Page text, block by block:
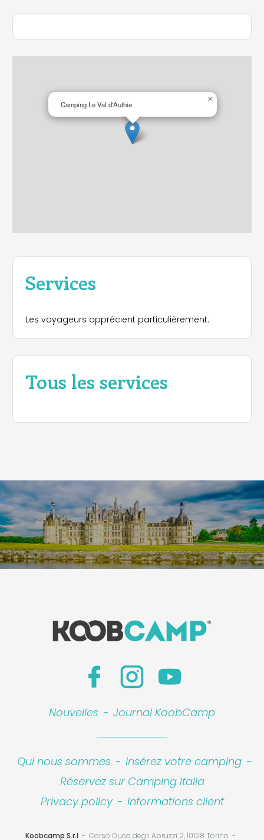
Camping Le Val d'Authie
×
Services
Les voyageurs apprécient particulièrement:
Tous les services
Nouvelles - Journal KoobCamp
Qui nous sommes - Insérez votre camping -
Réservez sur Camping Italia
Privacy policy - Informations client
Koobcamp S.r.l Corso Duca degli Abruzzi 2, 10128 Torino